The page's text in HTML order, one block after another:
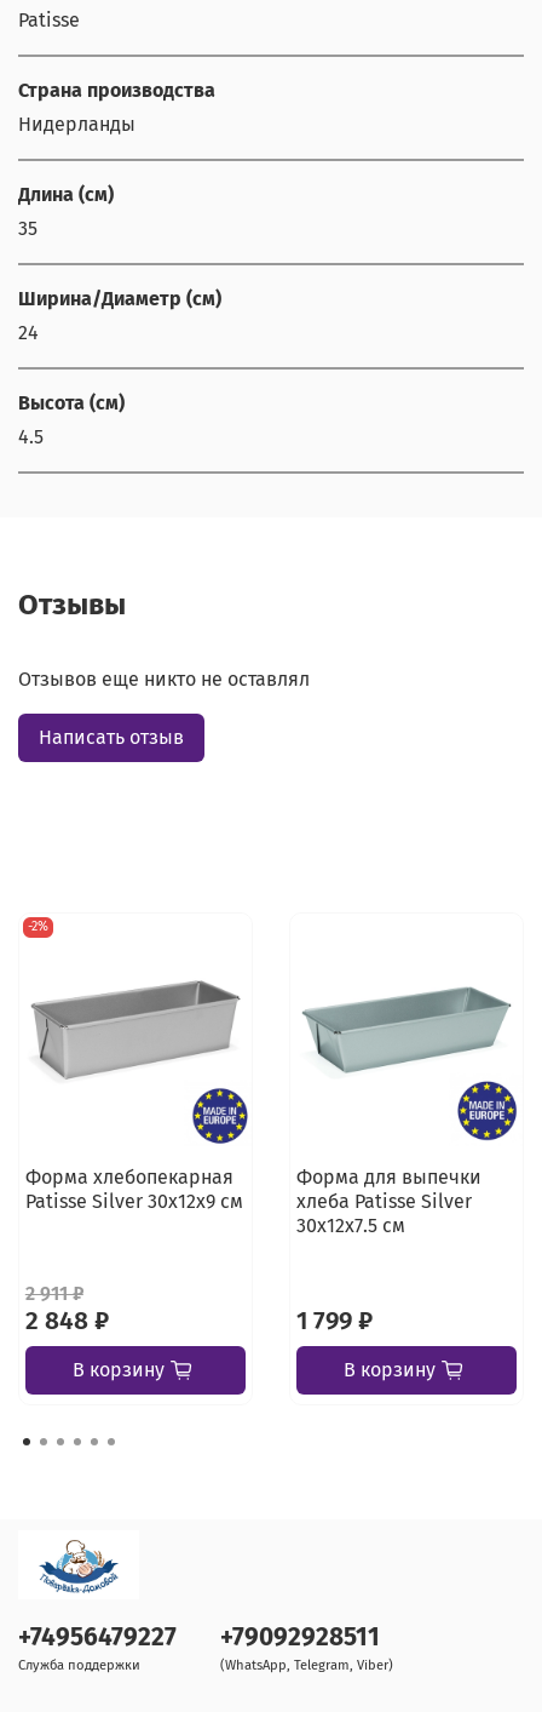
Patisse
Страна производства
Нидерланды
Длина (см)
35
Ширина/Диаметр (см)
24
Высота (см)
4.5
Отзывы
Отзывов еще никто не оставлял
Написать отзыв
-2%
Форма хлебопекарная
Patisse Silver 30х12х9 см
2 911 ₽
2 848 ₽
В корзину
Форма для выпечки
хлеба Patisse Silver
30х12х7.5 см
1 799 ₽
В корзину
+74956479227
Служба поддержки
+79092928511
(WhatsApp, Telegram, Viber)